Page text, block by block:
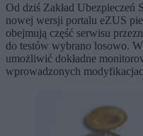
Od dziś Zakład Ubezpieczeń
nowej wersji portalu eZUS
obejmują część serwisu
do testów wybrano losowo.
umożliwić dokładne
wprowadzonych